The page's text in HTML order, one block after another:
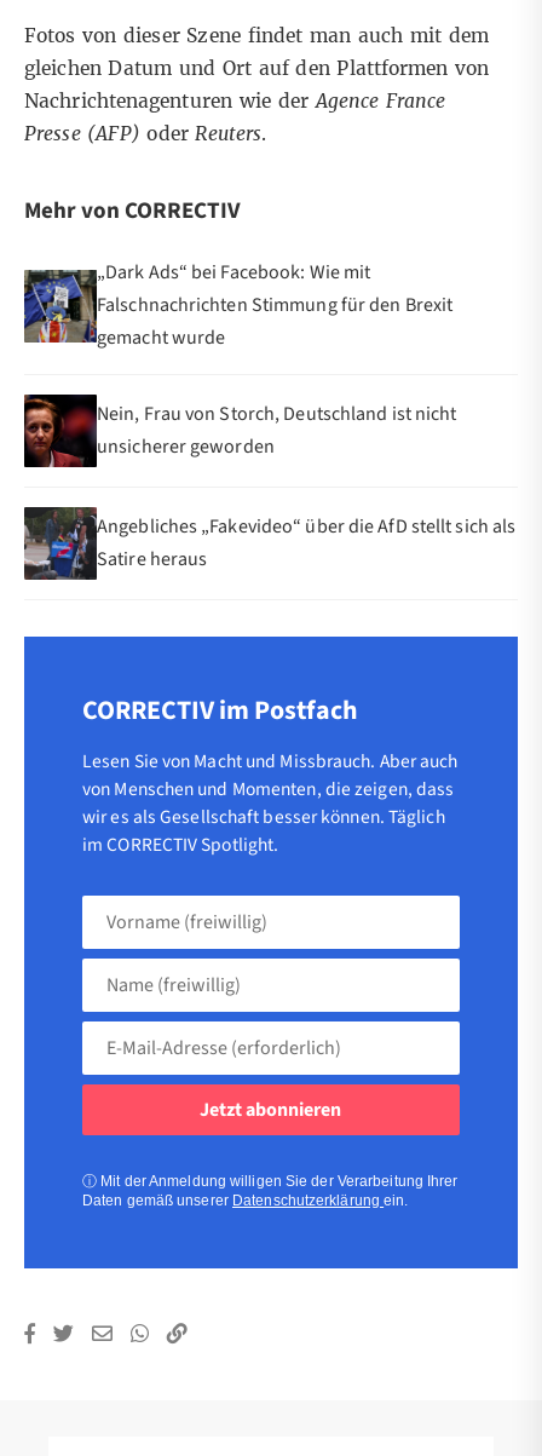
Fotos von dieser Szene findet man auch mit dem
gleichen Datum und Ort auf den Plattformen von
Nachrichtenagenturen wie derAgence France
Presse(AFP) oderReuters.
Mehr von CORRECTIV
„Dark Ads“ bei Facebook: Wie mit
Falschnachrichten Stimmung für den Brexit
gemacht wurde
Nein, Frau von Storch, Deutschland ist nicht
unsicherer geworden
Angebliches „Fakevideo“ über die AfD stellt sich als
Satire heraus
CORRECTIV im Postfach
Lesen Sie von Macht und Missbrauch. Aber auch
von Menschen und Momenten, die zeigen, dass
wir es als Gesellschaft besser können. Täglich
im CORRECTIV Spotlight.
Vorname
Name
(freiwillig)
Adresse
ⓘ Mit der Anmeldung willigen Sie der Verarbeitung Ihrer
Daten gemäß unserer Datenschutzerklärungein.